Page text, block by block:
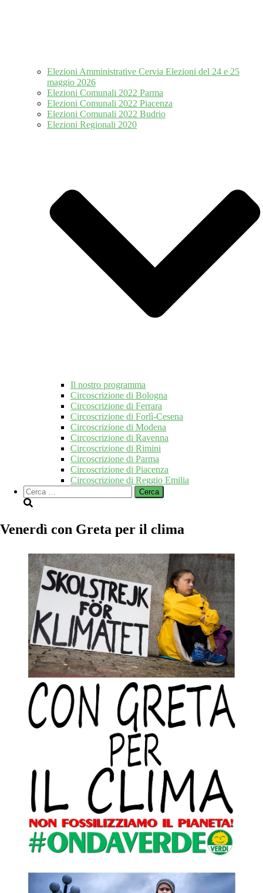
Elezioni Amministrative Cervia Elezioni del 24 e 25
maggio 2026
Elezioni Comunali 2022 Parma
Elezioni Comunali 2022 Piacenza
Elezioni Comunali 2022 Budrio
Elezioni Regionali 2020
Il nostro programma
Circoscrizione di Bologna
Circoscrizione di Ferrara
Circoscrizione di Forlì-Cesena
Circoscrizione di Modena
Circoscrizione di Ravenna
Circoscrizione di Rimini
Circoscrizione di Parma
Circoscrizione di Piacenza
Circoscrizione di Reggio Emilia
Ricerca
per:
Venerdì con Greta per il clima